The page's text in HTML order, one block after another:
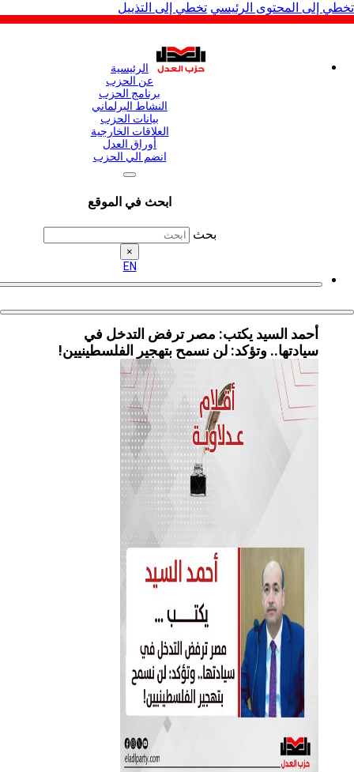
المحتوى الرئيسي تخطي إلى التذييل
الرئيسية
عن الحزب
برنامج الحزب
النشاط البرلماني
بيانات الحزب
العلاقات الخارجية
أوراق العدل
انضم الي الحزب
ابحث في الموقع
‏أحمد السيد يكتب: مصر ترفض التدخل في
سيادتها.. وتؤكد: لن نسمح بتهجير الفلسطينيين!